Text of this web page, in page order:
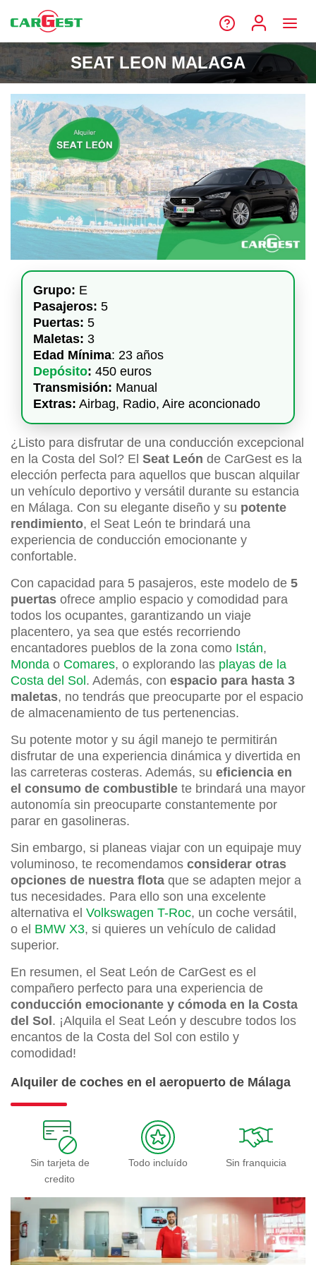
SEAT LEON MALAGA
Grupo: E
Pasajeros: 5
Puertas: 5
Maletas: 3
Edad Mínima: 23 años
Depósito: 450 euros
Transmisión: Manual
Extras: Airbag, Radio, Aire aconcionado
¿Listo para disfrutar de una conducción excepcional
en la Costa del Sol? El Seat León de CarGest es la
elección perfecta para aquellos que buscan alquilar
un vehículo deportivo y versátil durante su estancia
en Málaga. Con su elegante diseño y su potente
rendimiento, el Seat León te brindará una
experiencia de conducción emocionante y
confortable.
Con capacidad para 5 pasajeros, este modelo de 5
puertas ofrece amplio espacio y comodidad para
todos los ocupantes, garantizando un viaje
placentero, ya sea que estés recorriendo
encantadores pueblos de la zona como Istán,
Monda o Comares, o explorando las playas de la
Costa del Sol . Además, con espacio para hasta 3
maletas, no tendrás que preocuparte por el espacio
de almacenamiento de tus pertenencias.
Su potente motor y su ágil manejo te permitirán
disfrutar de una experiencia dinámica y divertida en
las carreteras costeras. Además, su eficiencia en
el consumo de combustible te brindará una mayor
autonomía sin preocuparte constantemente por
parar en gasolineras.
Sin embargo, si planeas viajar con un equipaje muy
voluminoso, te recomendamos considerar otras
opciones de nuestra flota que se adapten mejor a
tus necesidades. Para ello son una excelente
alternativa el Volkswagen T-Roc, un coche versátil,
o el BMW X3, si quieres un vehículo de calidad
superior.
En resumen, el Seat León de CarGest es el
compañero perfecto para una experiencia de
conducción emocionante y cómoda en la Costa
del Sol . ¡Alquila el Seat León y descubre todos los
encantos de la Costa del Sol con estilo y
comodidad!
Alquiler de coches en el aeropuerto de Málaga
Sin tarjeta de
credito
Todo incluído Sin franquicia